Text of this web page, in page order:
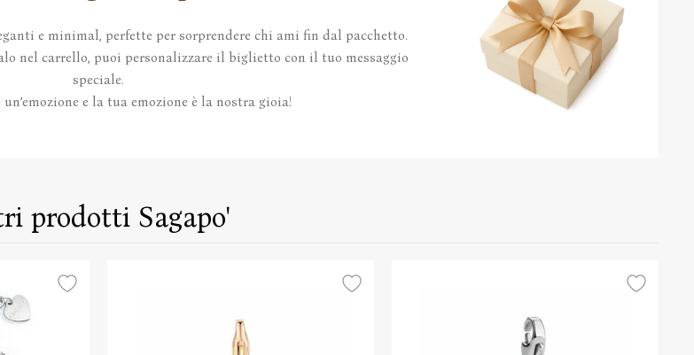
e minimal, perfette per sorprendere chi ami fin dal pacchetto.
nel carrello, puoi personalizzare il biglietto con il tuo messaggio
speciale.
un’emozione e la tua emozione è la nostra gioia!
prodotti Sagapo'